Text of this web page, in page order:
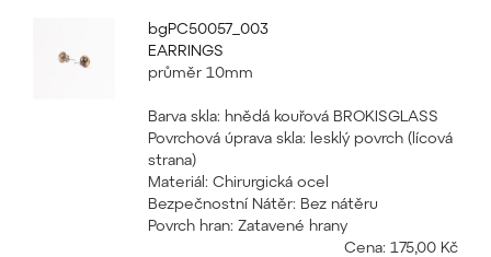
bgPC50057_003
EARRINGS
průměr 10mm
Barva skla: hnědá kouřová BROKISGLASS
Povrchová úprava skla: lesklý povrch (lícová
strana)
Materiál: Chirurgická ocel
Bezpečnostní Nátěr: Bez nátěru
Povrch hran: Zatavené hrany
Cena: 175,00 Kč